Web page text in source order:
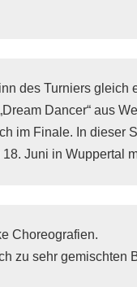
des Turniers gleich
Dancer“ aus
im Finale. In dieser
Juni in Wuppertal
Choreografien.
zu sehr gemischten